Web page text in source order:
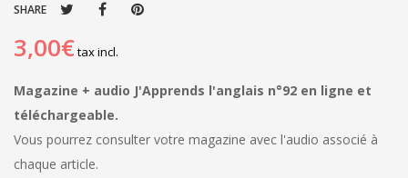
SHARE
3,00€tax incl.
Magazine + audio J'Apprends l'anglais n°92 en ligne et
téléchargeable.
Vous pourrez consulter votre magazine avec l'audio associé à
chaque article.